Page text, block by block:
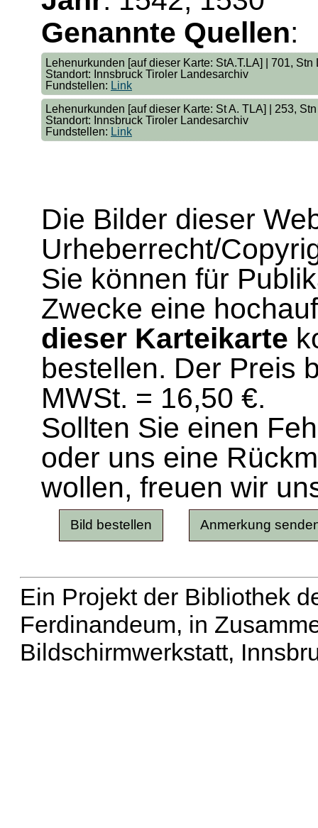
Genannte Quellen:
Lehenurkunden [auf dieser Karte: StA.T.LA] | 701, Stn
Standort: Innsbruck Tiroler Landesarchiv
Fundstellen: Link
Lehenurkunden [auf dieser Karte: St A. TLA] | 253,
Standort: Innsbruck Tiroler Landesarchiv
Fundstellen: Link
Die Bilder dieser
Urheberrecht/
Sie können für
Zwecke eine
dieser Karteikarte
bestellen. Der Preis
MWSt. = 16,50 €.
Sollten Sie einen
oder uns eine
wollen, freuen wir
Ein Projekt der Bibliothek
Ferdinandeum, in
Bildschirmwerkstatt,